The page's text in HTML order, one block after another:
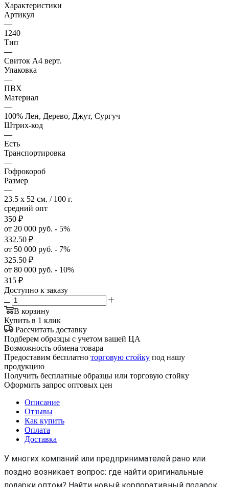
Характеристики
Артикул
—
1240
Тип
—
Свиток А4 верт.
Упаковка
—
ПВХ
Материал
—
100% Лен, Дерево, Джут, Сургуч
Штрих-код
—
Есть
Транспортировка
—
Гофрокороб
Размер
—
23.5 x 52 см. / 100 г.
средний опт
350 ₽
от 20 000 руб. - 5%
332.50 ₽
от 50 000 руб. - 7%
325.50 ₽
от 80 000 руб. - 10%
315 ₽
Доступно к заказу
В корзину
Купить в 1 клик
Рассчитать доставку
Подберем образцы с учетом вашей ЦА
Возможность обмена товара
Предоставим бесплатно торговую стойку под нашу
продукцию
Получить бесплатные образцы или торговую стойку
Оформить запрос оптовых цен
Описание
Отзывы
Как купить
Оплата
Доставка
У многих компаний или предпринимателей рано или
поздно возникает вопрос: где найти оригинальные